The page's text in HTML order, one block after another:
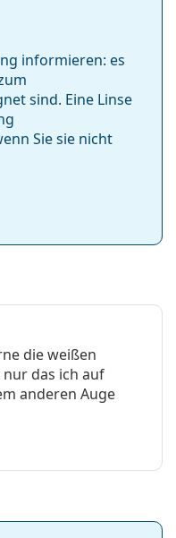
informieren: es
sind. Eine Linse
Sie sie nicht
die weißen
das ich auf
anderen Auge